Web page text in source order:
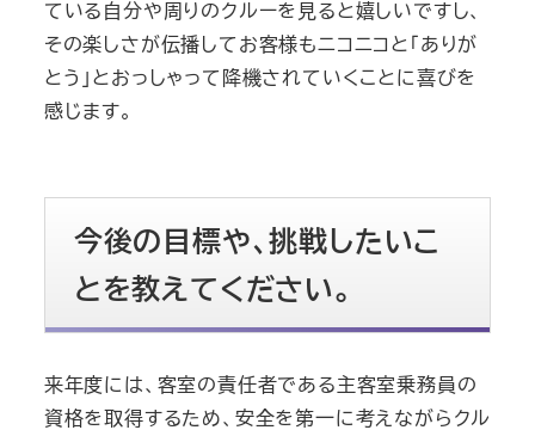
ている自分や周りのクルーを見ると嬉しいですし、
その楽しさが伝播してお客様もニコニコと「ありが
とう」とおっしゃって降機されていくことに喜びを
感じます。
今後の目標や、挑戦したいこ
とを教えてください。
来年度には、客室の責任者である主客室乗務員の
資格を取得するため、安全を第一に考えながらクル